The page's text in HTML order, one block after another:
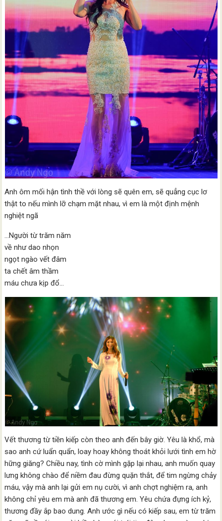
Anh ôm mối hận tình thề với lòng sẽ quên em, sẽ quẳng cục lơ
thật to nếu mình lỡ chạm mặt nhau, vì em là một định mệnh
nghiệt ngã
…Người từ trăm năm
về như dao nhọn
ngọt ngào vết đâm
ta chết âm thầm
máu chưa kịp đổ…
Vết thương từ tiền kiếp còn theo anh đến bây giờ. Yêu là khổ, mà
sao anh cứ luẩn quẩn, loay hoay không thoát khỏi lưới tình em hờ
hững giăng? Chiều nay, tình cờ mình gặp lại nhau, anh muốn quay
lưng không chào để niềm đau đừng quặn thắt, để tim ngừng chảy
máu, vậy mà anh lại gửi em nụ cười, vì anh chợt nghiệm ra, anh
không chỉ yêu em mà anh đã thương em. Yêu chứa đựng ích kỷ,
thương đầy ắp bao dung. Anh ước gì nếu có kiếp sau, em từ trăm